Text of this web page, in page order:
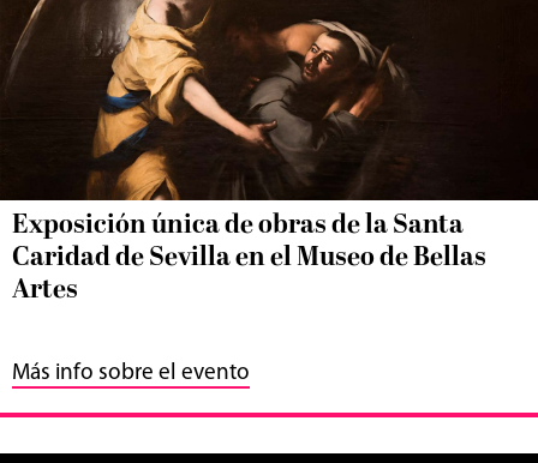
Exposición única de obras de la Santa
Caridad de Sevilla en el Museo de Bellas
Artes
Más info sobre el evento